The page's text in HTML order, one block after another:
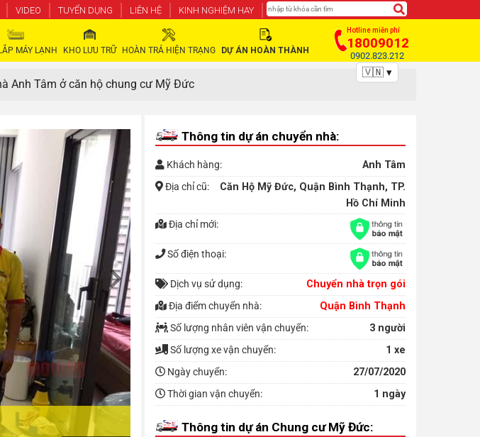
VIDEO TUYỂN DỤNG LIÊN HỆ KINH NGHIỆM HAY
Hotline miễn phí
18009012
0902.823.212
MÁY LẠNH KHO LƯU TRỮ HOÀN TRẢ HIỆN TRẠNG DỰ ÁN HOÀN THÀNH
Anh Tâm ở căn hộ chung cư Mỹ Đức
🇻🇳 ▾
Thông tin dự án chuyển nhà:
Khách hàng:
Anh Tâm
Địa chỉ cũ:
Căn Hộ Mỹ Đức, Quận Bình Thạnh, TP.
Hồ Chí Minh
Địa chỉ mới:
Số điện thoại:
Dịch vụ sử dụng:
Chuyển nhà trọn gói
Địa điểm chuyển nhà:
Quận Bình Thạnh
Số lượng nhân viên vận chuyển:
3 người
Số lượng xe vận chuyển:
1 xe
Ngày chuyển:
27/07/2020
Thời gian vận chuyển:
1 ngày
Thông tin dự án Chung cư Mỹ Đức: